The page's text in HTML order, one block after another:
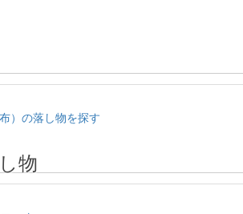
）の落し物を探す
物